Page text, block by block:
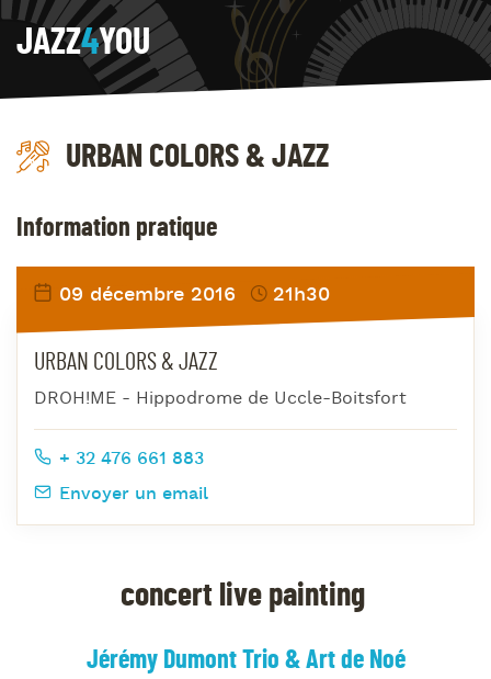
JAZZ4YOU
URBAN COLORS & JAZZ
concert live painting
Jérémy Dumont Trio & Art de Noé
Information pratique
09 décembre 2016 21h30
URBAN COLORS & JAZZ
DROH!ME - Hippodrome de Uccle-Boitsfort
+ 32 476 661 883
Envoyer un email